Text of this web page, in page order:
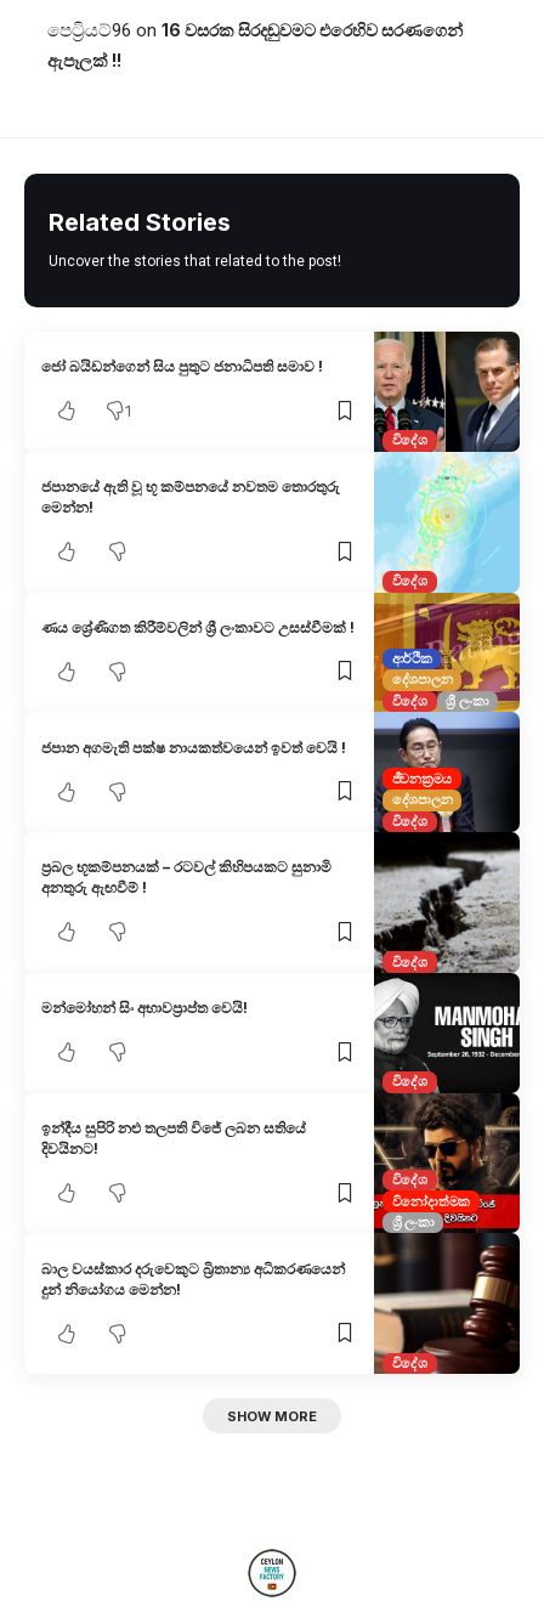
පෙට්‍රියට්96 on 16 වසරක සිරදඬුවමට එරෙහිව සරණගෙන්
ඇපෑලක් !!
Related Stories
Uncover the stories that related to the post!
විදේශ
ජෝ බයිඩන්ගෙන් සිය පුතුට ජනාධිපති සමාව !
1
විදේශ
ජපානයේ ඇති වූ භූ කම්පනයේ නවතම තොරතුරු
මෙන්න!
ආර්ථික
දේශපාලන
විදේශ
ශ්‍රී ලංකා
ණය ශ්‍රේණිගත කිරීම්වලින් ශ්‍රී ලංකාවට උසස්වීමක් !
ජීවනක්‍රමය
දේශපාලන
විදේශ
ජපාන අගමැති පක්ෂ නායකත්වයෙන් ඉවත් වෙයි !
විදේශ
ප්‍රබල භූකම්පනයක් – රටවල් කිහිපයකට සුනාමි
අනතුරු ඇඟවීම් !
විදේශ
මන්මෝහන් සිං අභාවප්‍රාප්ත වෙයි!
විදේශ
විනෝදාත්මක
ශ්‍රී ලංකා
ඉන්දීය සුපිරි නළු තලපති විජේ ලබන සතියේ
දිවයිනට!
විදේශ
බාල වයස්කාර දරුවෙකුට බ්‍රිතාන්‍ය අධිකරණයෙන්
දුන් නියෝගය මෙන්න!
SHOW MORE